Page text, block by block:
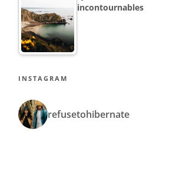
incontournables
INSTAGRAM
refusetohibernate